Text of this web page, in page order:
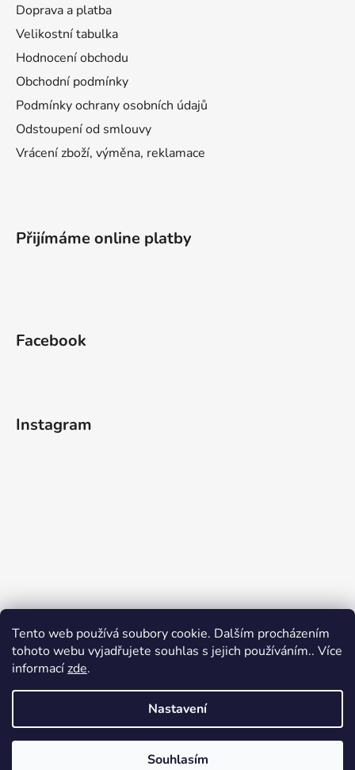
Tento web používá soubory cookie. Dalším procházením
tohoto webu vyjadřujete souhlas s jejich používáním.. Více
informacízde.
Nastavení
Souhlasím
Doprava a platba
Velikostní tabulka
Hodnocení obchodu
Obchodní podmínky
Podmínky ochrany osobních údajů
Odstoupení od smlouvy
Vrácení zboží, výměna, reklamace
Přijímáme online platby
Facebook
Instagram
Sledovat na Instagramu